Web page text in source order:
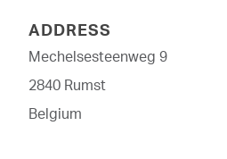
ADDRESS
Mechelsesteenweg 9
2840 Rumst
Belgium